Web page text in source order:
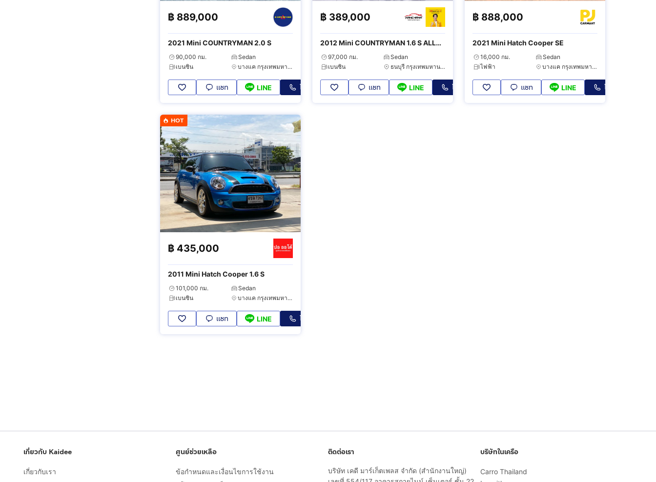
฿ 889,000
2021 Mini COUNTRYMAN 2.0 S
90,000 กม.
Sedan
เบนซิน
บางแค กรุงเทพมหานคร
แชท LINE โทร
฿ 389,000
2012 Mini COUNTRYMAN 1.6 S ALL4
4WD
97,000 กม.
Sedan
เบนซิน
ธนบุรี กรุงเทพมหานคร
แชท LINE โทร
฿ 888,000
2021 Mini Hatch Cooper SE
16,000 กม.
Sedan
ไฟฟ้า
บางแค กรุงเทพมหานคร
แชท LINE โทร
HOT
฿ 435,000
2011 Mini Hatch Cooper 1.6 S
101,000 กม.
Sedan
เบนซิน
บางแค กรุงเทพมหานคร
แชท LINE โทร
เกี่ยวกับ Kaidee
เกี่ยวกับเรา
ศูนย์ช่วยเหลือ
ข้อกำหนดและเงื่อนไขการใช้งาน
ติดต่อเรา
บริษัท เคดี มาร์เก็ตเพลส จำกัด (สำนักงานใหญ่)
บริษัทในเครือ
Carro Thailand